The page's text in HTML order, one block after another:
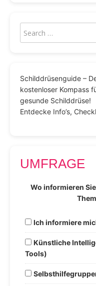
Schilddrüsenguide –
kostenloser Kompass
gesunde Schilddrüse!
Entdecke Info’s,
UMFRAGE
Wo informieren
Ich informiere
Künstliche
Tools)